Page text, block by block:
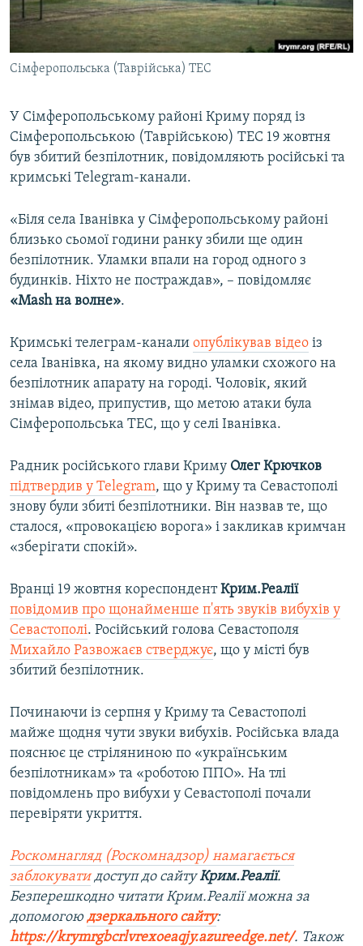
ВІДЕОУРОКИ «ELIFBE»
СВІДЧЕННЯ ОКУПАЦІЇ
УКРАЇНСЬКА ПРОБЛЕМА КРИМУ
Русский
Qırımtatar
Усі сайти RFE/RL
Сімферопольська (Таврійська) ТЕС
У Сімферопольському районі Криму поряд із
Сімферопольською (Таврійською) ТЕС 19 жовтня
був збитий безпілотник, повідомляють російські та
кримські Telegram-канали.
«Біля села Іванівка у Сімферопольському районі
близько сьомої години ранку збили ще один
безпілотник. Уламки впали на город одного з
будинків. Ніхто не постраждав», – повідомляє
«Mash на волне».
Кримські телеграм-канали опублікував відео із
села Іванівка, на якому видно уламки схожого на
безпілотник апарату на городі. Чоловік, який
знімав відео, припустив, що метою атаки була
Сімферопольська ТЕС, що у селі Іванівка.
Радник російського глави Криму Олег Крючков
підтвердив у Telegram, що у Криму та Севастополі
знову були збиті безпілотники. Він назвав те, що
сталося, «провокацією ворога» і закликав кримчан
«зберігати спокій».
Вранці 19 жовтня кореспондентКрим.Реалії
повідомив про щонайменше п'ять звуків вибухів у
Севастополі. Російський голова Севастополя
Михайло Развожаєв стверджує, що у місті був
збитий безпілотник.
Починаючи із серпня у Криму та Севастополі
майже щодня чути звуки вибухів. Російська влада
пояснює це стріляниною по «українським
безпілотникам» та «роботою ППО». На тлі
повідомлень про вибухи у Севастополі почали
перевіряти укриття.
Роскомнагляд (Роскомнадзор) намагається
заблокуватидоступ до сайтуКрим.Реалії.
Безперешкодно читати Крим.Реалії можна за
допомогою дзеркального сайту:
https://krymrgbcrlvrexoeaqjy.azureedge.net/. Також